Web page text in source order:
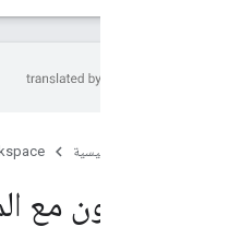
الصفحة الرئيسية
التعاون مع